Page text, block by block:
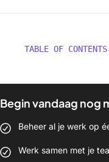
TABLE OF CONTENTS
Begin vandaag nog
Beheer al je werk op
Werk samen met je